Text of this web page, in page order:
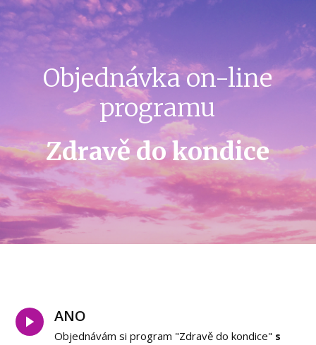
Objednávka on-line
programu
Zdravě do kondice
ANO
Objednávám si program "Zdravě do kondice" s